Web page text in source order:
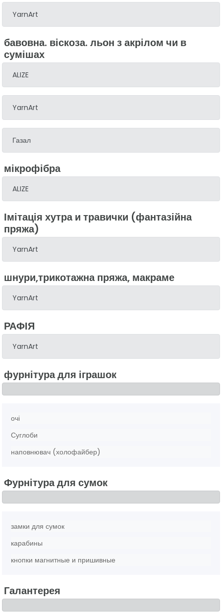
YarnArt
бавовна. віскоза. льон з акрілом чи в
сумішах
ALIZE
YarnArt
Газал
мікрофібра
ALIZE
Імітація хутра и травички (фантазійна
пряжа)
YarnArt
шнури,трикотажна пряжа, макраме
YarnArt
РАФІЯ
YarnArt
фурнітура для іграшок
очі
Суглоби
наповнювач (холофайбер)
Фурнітура для сумок
замки для сумок
карабины
кнопки магнитные и пришивные
Галантерея